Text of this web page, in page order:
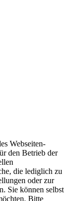
Webseiten-
den Betrieb der
die lediglich zu
oder zur
Sie können selbst
Bitte